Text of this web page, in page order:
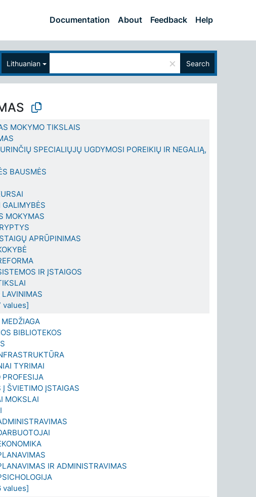
Documentation About Feedback Help
Lithuanian × Search
MOKYMO TIKSLAIS
SPECIALIŲJŲ UGDYMOSI POREIKIŲ IR NEGALIĄ,
BAUSMĖS
MOKYMAS
APRŪPINIMAS
IR ĮSTAIGOS
values]
BIBLIOTEKOS
TYRIMAI
PROFESIJA
Į ŠVIETIMO ĮSTAIGAS
MOKSLAI
IR ADMINISTRAVIMAS
values]